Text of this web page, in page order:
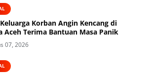
Korban Angin Kencang di
Aceh Terima Bantuan Masa Panik
07, 2026